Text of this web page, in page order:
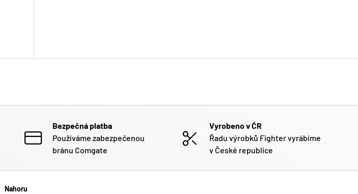
Bezpečná platba
Používáme zabezpečenou
bránu Comgate
Vyrobeno v ČR
Řadu výrobků Fighter vyrábíme
v České republice
Nahoru